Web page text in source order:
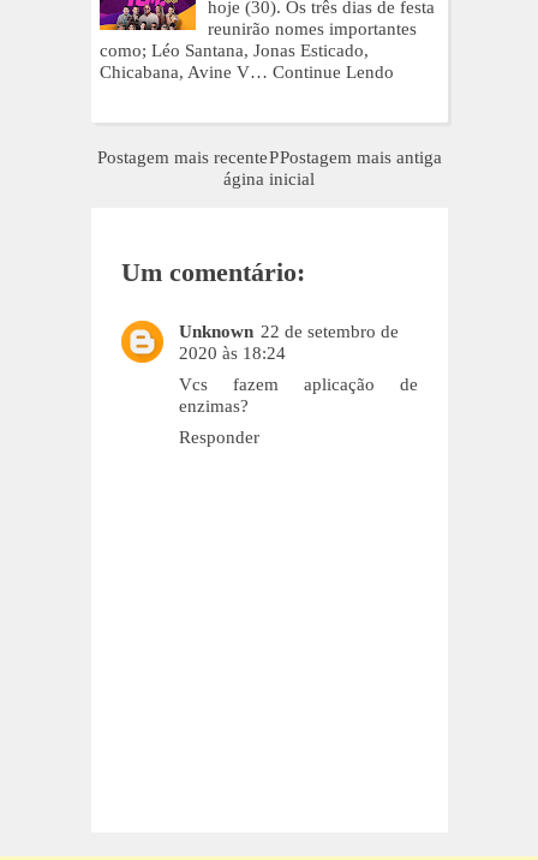
hoje (30). Os três dias de festa
reunirão nomes importantes
como; Léo Santana, Jonas Esticado,
Chicabana, Avine V… Continue Lendo
Postagem mais recente Postagem mais antiga
P
ágina inicial
Um comentário:
Unknown 22 de setembro de
2020 às 18:24
Vcs fazem aplicação de
enzimas?
Responder